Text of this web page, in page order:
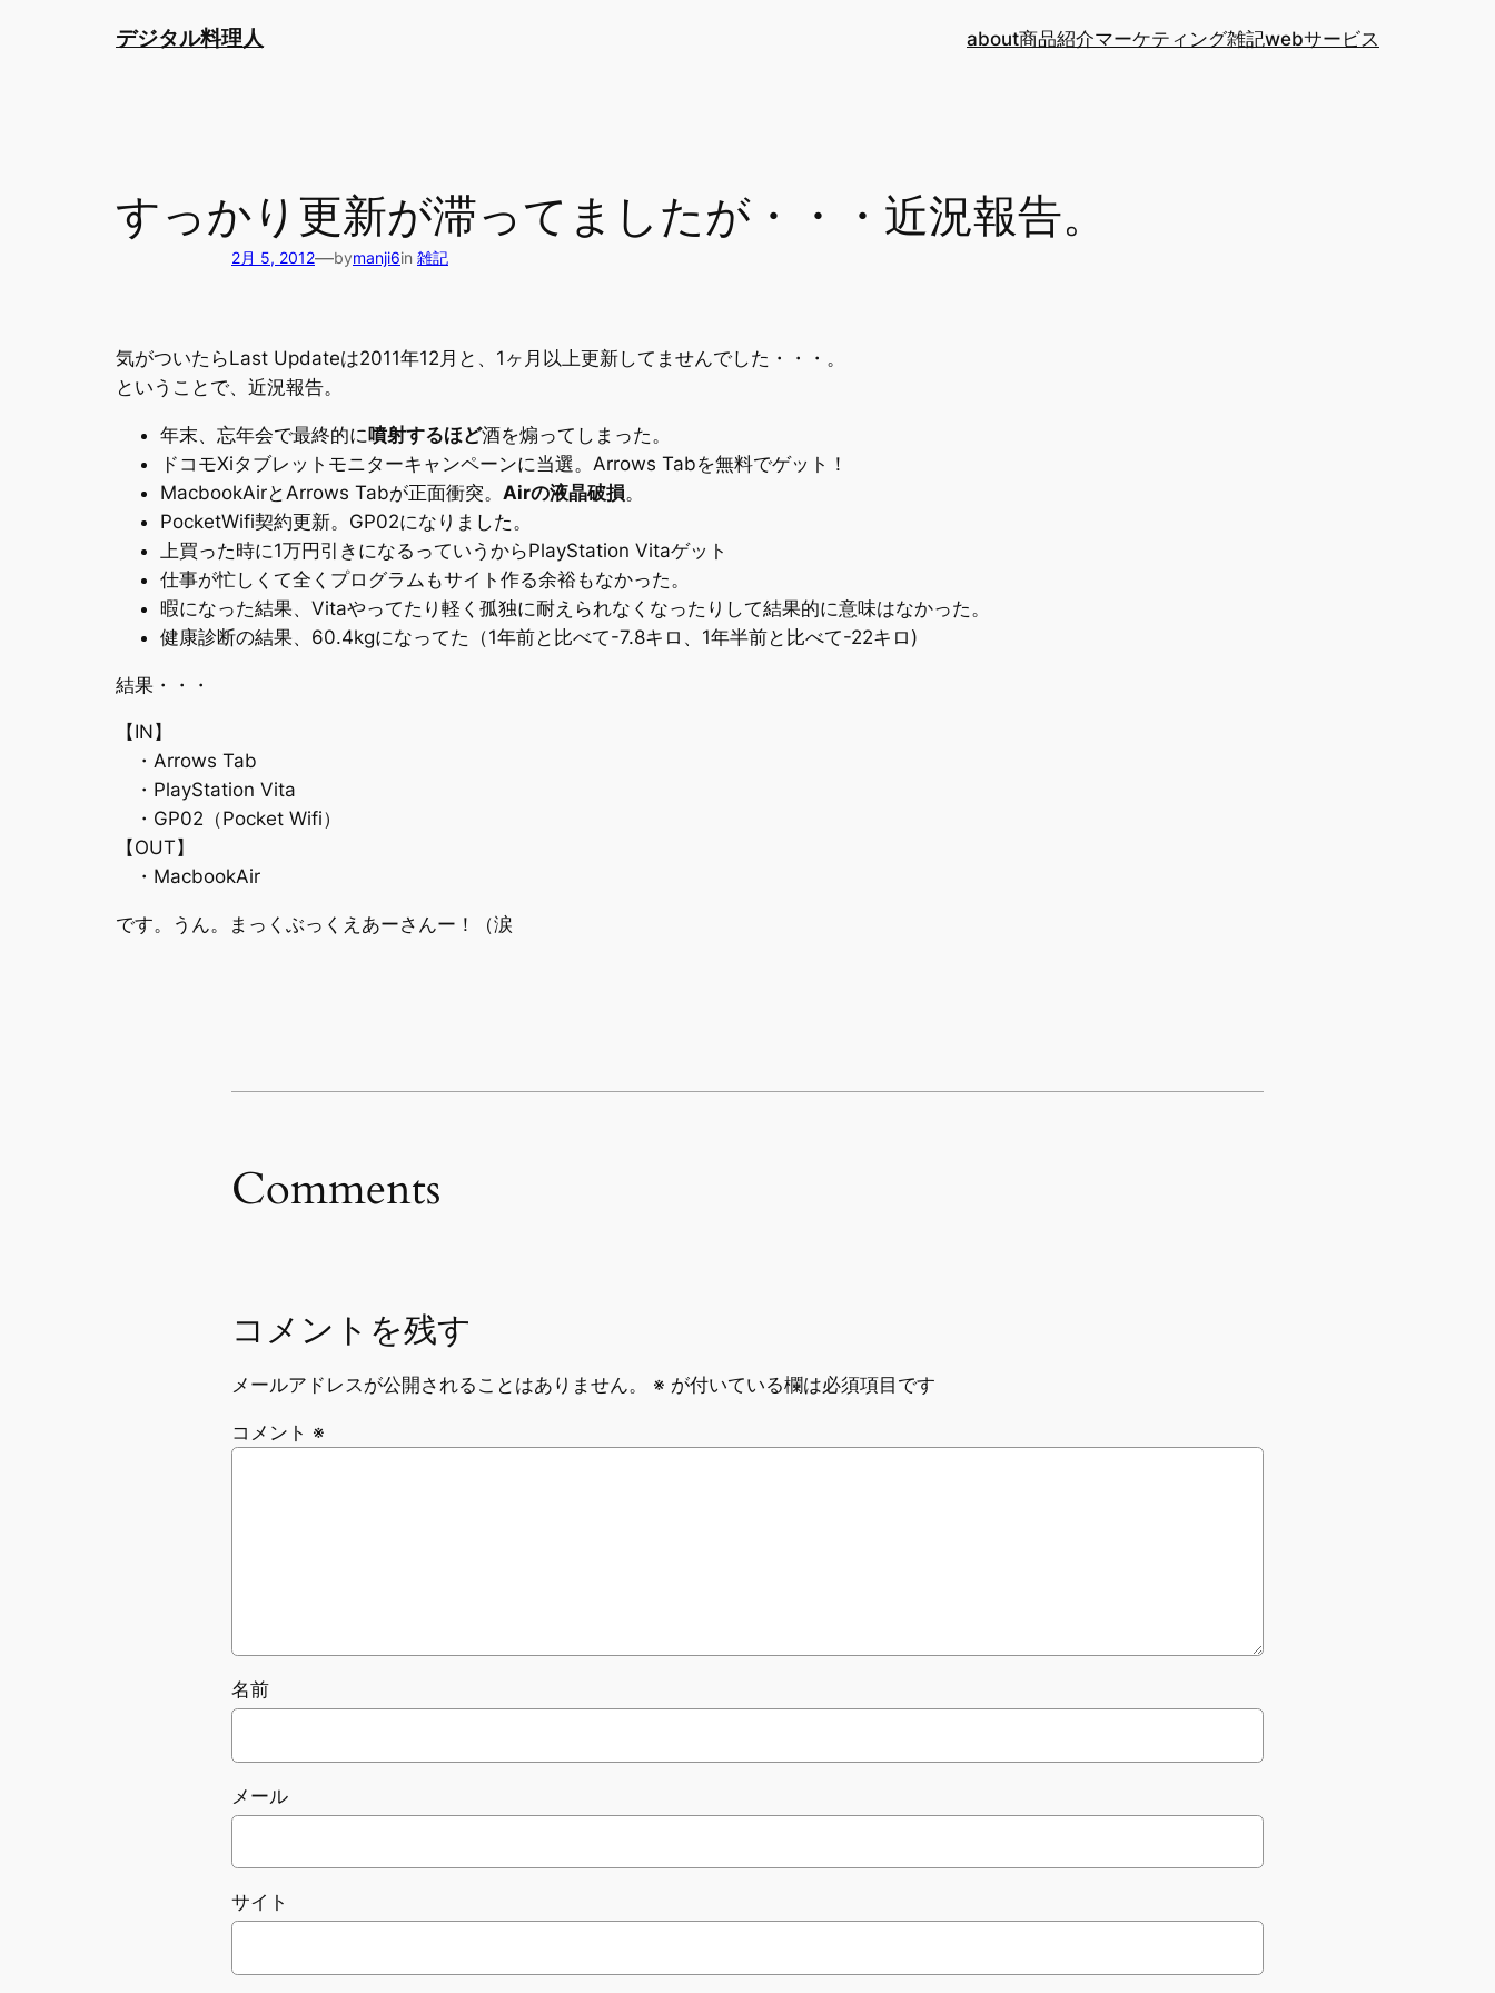
デジタル料理人 about商品紹介マーケティング雑記webサービス
すっかり更新が滞ってましたが・・・近況報告。
2月 5, 2012—bymanji6in 雑記
気がついたらLast Updateは2011年12月と、1ヶ月以上更新してませんでした・・・。
ということで、近況報告。
年末、忘年会で最終的に噴射するほど酒を煽ってしまった。
ドコモXiタブレットモニターキャンペーンに当選。Arrows Tabを無料でゲット！
MacbookAirとArrows Tabが正面衝突。 Airの液晶破損。
PocketWifi契約更新。GP02になりました。
上買った時に1万円引きになるっていうからPlayStation Vitaゲット
仕事が忙しくて全くプログラムもサイト作る余裕もなかった。
暇になった結果、Vitaやってたり軽く孤独に耐えられなくなったりして結果的に意味はなかった。
健康診断の結果、60.4kgになってた（1年前と比べて-7.8キロ、1年半前と比べて-22キロ)
結果・・・
【IN】
・Arrows Tab
・PlayStation Vita
・GP02（Pocket Wifi）
【OUT】
・MacbookAir
です。うん。まっくぶっくえあーさんー！（涙
Comments
コメントを残す
メールアドレスが公開されることはありません。 ※ が付いている欄は必須項目です
コメント ※
名前
メール
サイト